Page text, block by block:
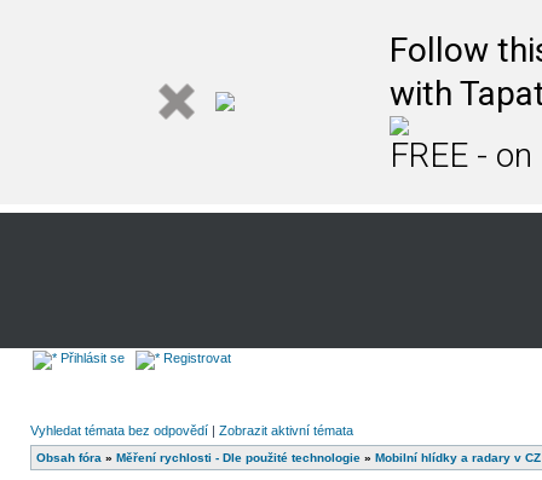
Follow
with
FREE -
Přihlásit se Registrovat
Vyhledat témata bez odpovědí | Zobrazit aktivní témata
Obsah fóra » Měření rychlosti - Dle použité technologie » Mobilní hlídky a radary v CZ